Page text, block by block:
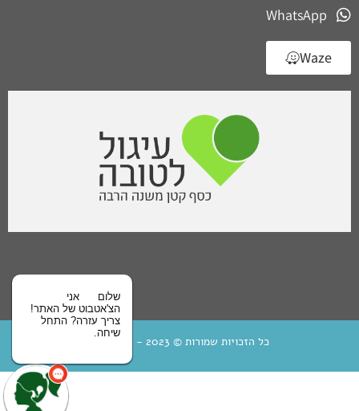
WhatsApp
Waze
כל הזכויות שמורות © 2023 - בית מיחא
שלום
אני
הצ'אטבוט של האתר!
צריך עזרה? התחל
שיחה.